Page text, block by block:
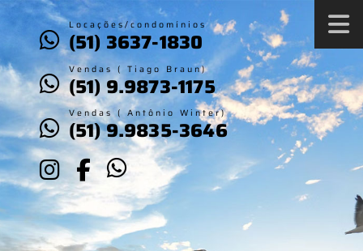
Locações/condomínios
(51) 3637-1830
Vendas ( Tiago Braun)
(51) 9.9873-1175
Vendas ( Antônio Winter)
(51) 9.9835-3646